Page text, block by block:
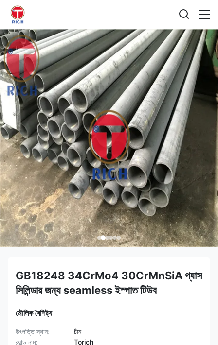
GB18248 34CrMo4 30CrMnSiA গ্যাস
সিলিন্ডার জন্য seamless ইস্পাত টিউব
মৌলিক বৈশিষ্ট্য
উৎপত্তি স্থান:
চীন
ব্র্যান্ড নাম:
Torich